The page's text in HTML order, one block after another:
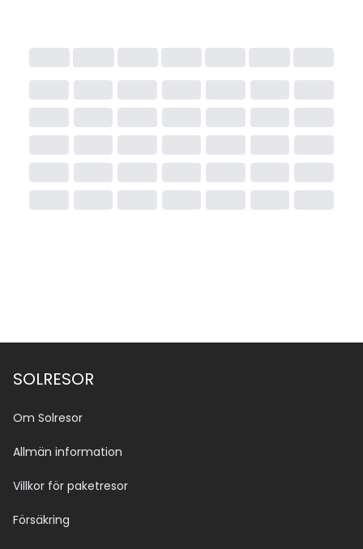
SOLRESOR
Om Solresor
Allmän information
Villkor för paketresor
Försäkring